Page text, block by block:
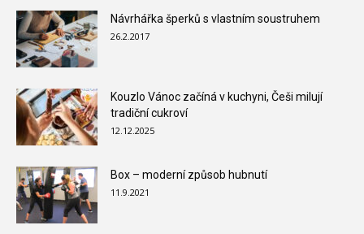
Návrhářka šperků s vlastním soustruhem
26.2.2017
Kouzlo Vánoc začíná v kuchyni, Češi milují
tradiční cukroví
12.12.2025
Box – moderní způsob hubnutí
11.9.2021